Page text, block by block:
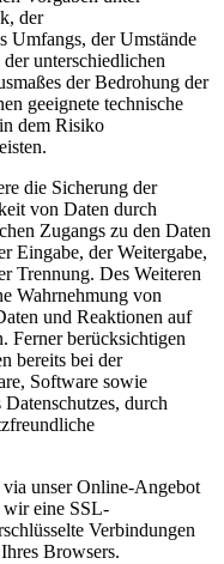
der
Umfangs, der Umstände
unterschiedlichen
der Bedrohung der
geeignete technische
dem Risiko
die Sicherung der
von Daten durch
Zugangs zu den Daten
Eingabe, der Weitergabe,
Trennung. Des Weiteren
Wahrnehmung von
und Reaktionen auf
Ferner berücksichtigen
bereits bei der
Software sowie
durch
unser Online-Angebot
wir eine SSL-
Verbindungen
Browsers.